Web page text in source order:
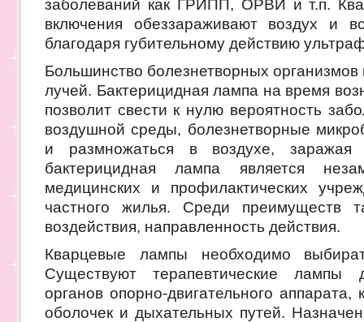
заболеваний как ГРИПП, ОРВИ и т.п.
включения обеззараживают воздух и
благодаря губительному действию
Большинство болезнетворных организмов
лучей. Бактерицидная лампа на время
позволит свести к нулю вероятность
воздушной среды, болезнетворные
и размножаться в воздухе, заражая
бактерицидная лампа является
медицинских и профилактических
частного жилья. Среди преимуществ
воздействия, направленность действия.
Кварцевые лампы необходимо
Существуют терапевтические лампы
органов опорно-двигательного
оболочек и дыхательных путей.